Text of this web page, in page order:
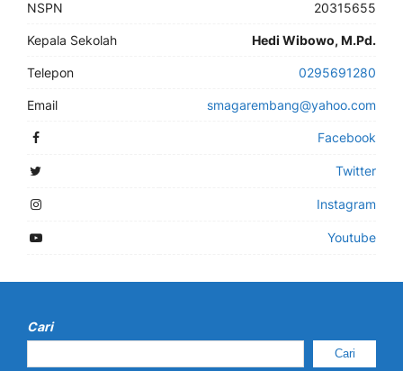
NSPN 20315655
Kepala Sekolah Hedi Wibowo, M.Pd.
Telepon 0295691280
Email smagarembang@yahoo.com
Facebook
Twitter
Instagram
Youtube
Cari
Cari